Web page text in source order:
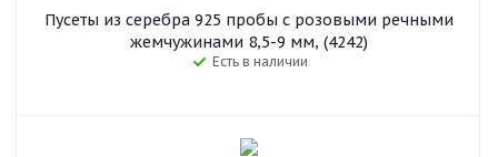
Пусеты из серебра 925 пробы с розовыми речными
жемчужинами 8,5-9 мм, (4242)
Есть в наличии